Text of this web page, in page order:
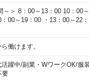
＞ 8：00～13：00 10：00
00～19：00 ・13：00～22
働けます。
躍中/副業・WワークOK/服
要